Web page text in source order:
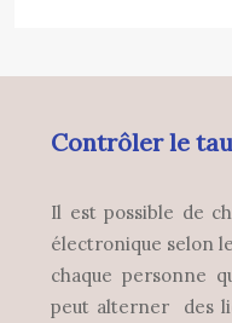
Contrôler le
Il est possible de
électronique selon
chaque personne
peut alterner des